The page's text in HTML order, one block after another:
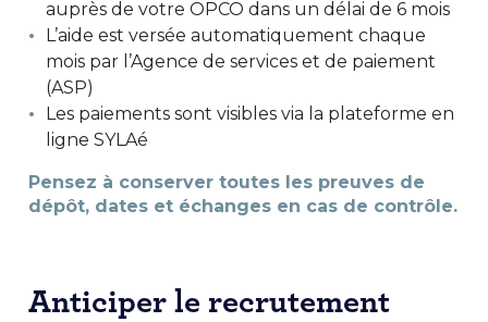
auprès de votre OPCO dans un délai de 6 mois
L’aide est versée automatiquement chaque
mois par l’Agence de services et de paiement
(ASP)
Les paiements sont visibles via la plateforme en
ligne SYLAé
Pensez à conserver toutes les preuves de
dépôt, dates et échanges en cas de contrôle.
Anticiper le recrutement